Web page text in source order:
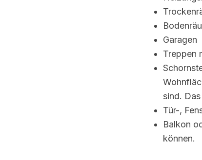
Garagen
Treppen
sind.
Tür-,
Balkon
können.